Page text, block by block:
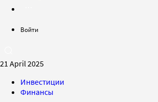
Войти
21 April 2025
Инвестиции
Финансы